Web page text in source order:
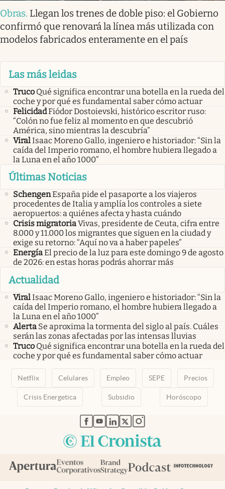
Obras. Llegan los trenes de doble piso: el Gobierno
confirmó que renovará la línea más utilizada con
modelos fabricados enteramente en el país
Las más leidas
Truco Qué significa encontrar una botella en la rueda del
coche y por qué es fundamental saber cómo actuar
FelicidadFiódor Dostoievski, histórico escritor ruso:
“Colón no fue feliz al momento en que descubrió
América, sino mientras la descubría”
ViralIsaac Moreno Gallo, ingeniero e historiador: “Sin la
caída del Imperio romano, el hombre hubiera llegado a
la Luna en el año 1000”
Últimas Noticias
SchengenEspaña pide el pasaporte a los viajeros
procedentes de Italia y amplía los controles a siete
aeropuertos: a quiénes afecta y hasta cuándo
Crisis migratoriaVivas, presidente de Ceuta, cifra entre
8.000 y 11.000 los migrantes que siguen en la ciudad y
exige su retorno: “Aquí no va a haber papeles”
EnergíaEl precio de la luz para este domingo 9 de agosto
de 2026: en estas horas podrás ahorrar más
Actualidad
ViralIsaac Moreno Gallo, ingeniero e historiador: “Sin la
caída del Imperio romano, el hombre hubiera llegado a
la Luna en el año 1000”
Alerta Se aproxima la tormenta del siglo al país. Cuáles
serán las zonas afectadas por las intensas lluvias
Truco Qué significa encontrar una botella en la rueda del
coche y por qué es fundamental saber cómo actuar
Netflix Celulares Empleo SEPE Precios
Crisis Energetica Subsidio Horóscopo
abre en nueva pestaña
abre en nueva pestaña
abre en nueva pestaña
abre en nueva pestaña
abre en nueva pestaña